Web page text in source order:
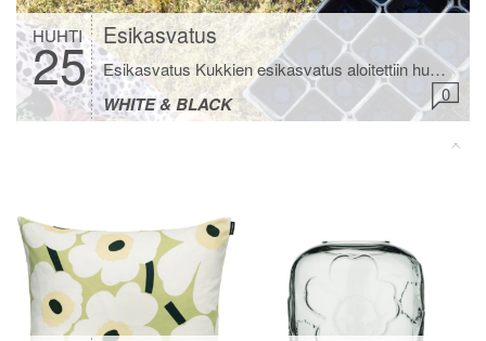
HUHTI
25 Esikasvatus
Esikasvatus Kukkien esikasvatus aloitettiin huhtikuussa. Viisivuotias halusi tehdä kaiken itse ja hyvin onnistuikin. Ihan pienimmät siemenet kylvin minä. Hän teki niin tarkkaa työtä ja keskittyi tekemiseen 🤍 No mitä me kylvettiin ja laitettiin esikasvatukseen? Erilaisia daalioita oli pakko vielä ostaa. Kaikki viimevuotiset lähtivät kasvamaan kun otin ne varastosta, tarkastin kunnon ja laitoin ne muovipusseihin multaan […]
WHITE & BLACK 0